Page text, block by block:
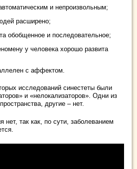
и непроизвольным;
расширено;
обобщенное и последовательное;
у человека хорошо развита
с аффектом.
исследований синестеты были
и «нелокализаторов». Одни из
другие – нет.
нет, так как, по сути, заболеванием